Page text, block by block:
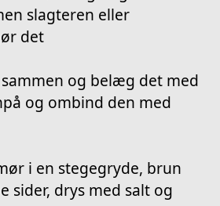
slagteren eller
det
og belæg det med
og ombind den med
i en stegegryde, brun
sider, drys med salt og